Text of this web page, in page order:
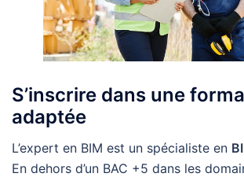
S’inscrire dans une
adaptée
L’expert en BIM est un spécialiste en
En dehors d’un BAC +5 dans les